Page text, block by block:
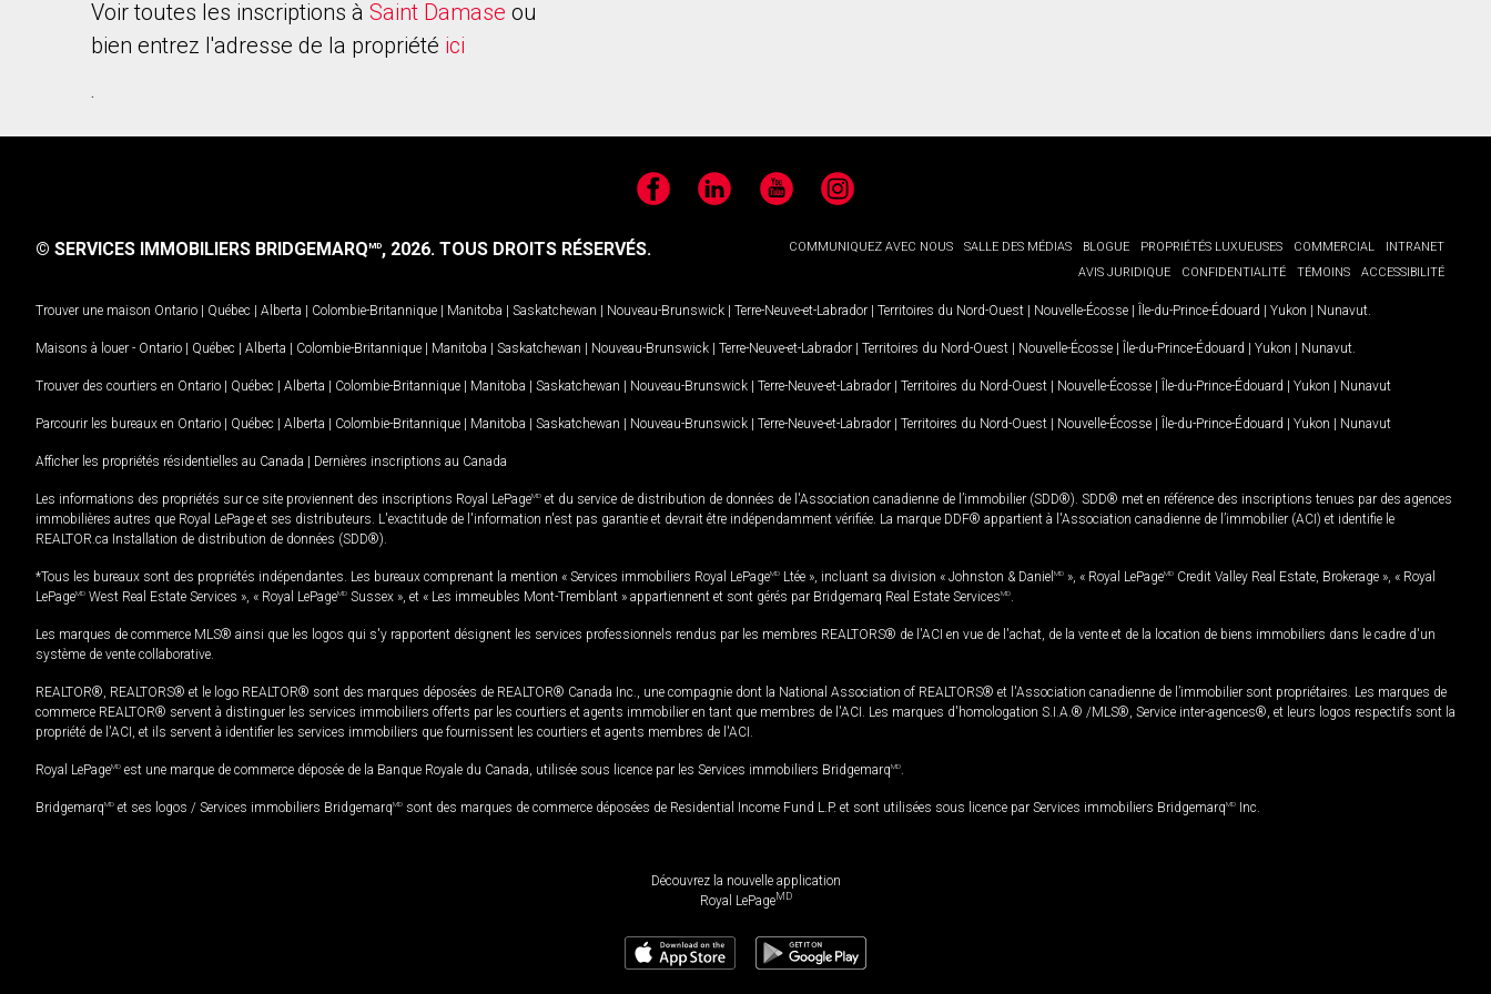
Voir toutes les inscriptions à Saint Damase ou
bien entrez l'adresse de la propriété ici
.
FacebookLinkedIn YouTubeInstagram
COMMUNIQUEZ AVEC NOUS SALLE DES MÉDIAS BLOGUE PROPRIÉTÉS LUXUEUSES COMMERCIAL
INTRANET
AVIS JURIDIQUE
CONFIDENTIALITÉ TÉMOINS ACCESSIBILITÉ
© SERVICES IMMOBILIERS BRIDGEMARQMD, 2026. TOUS DROITS RÉSERVÉS.
Trouver une maison Ontario | Québec | Alberta | Colombie-Britannique | Manitoba | Saskatchewan | Nouveau-Brunswick | Terre-Neuve-et-Labrador | Territoires du Nord-Ouest | Nouvelle-Écosse | Île-du-Prince-Édouard | Yukon | Nunavut
Maisons à louer - Ontario | Québec | Alberta | Colombie-Britannique | Manitoba | Saskatchewan | Nouveau-Brunswick | Terre-Neuve-et-Labrador | Territoires du Nord-Ouest | Nouvelle-Écosse | Île-du-Prince-Édouard | Yukon | Nunavut
Trouver des courtiers en Ontario | Québec | Alberta | Colombie-Britannique | Manitoba | Saskatchewan | Nouveau-Brunswick | Terre-Neuve-et-Labrador | Territoires du Nord-Ouest | Nouvelle-Écosse | Île-du-Prince-Édouard | Yukon | Nunavut
Parcourir les bureaux en Ontario | Québec | Alberta | Colombie-Britannique | Manitoba | Saskatchewan | Nouveau-Brunswick | Terre-Neuve-et-Labrador | Territoires du Nord-Ouest | Nouvelle-Écosse | Île-du-Prince-Édouard | Yukon | Nunavut
Afficher les propriétés résidentielles au Canada | Dernières inscriptions au Canada
Les informations des propriétés sur ce site proviennent des inscriptions Royal LePageMD et du service de distribution de données de l'Association canadienne de l’immobilier (SDD®). SDD® met en référence des inscriptions tenues par des agences
immobilières autres que Royal LePage et ses distributeurs. L'exactitude de l'information n'est pas garantie et devrait être indépendamment vérifiée. La marque DDF® appartient à l'Association canadienne de l’immobilier (ACI) et identifie le
REALTOR.ca Installation de distribution de données (SDD®).
*Tous les bureaux sont des propriétés indépendantes. Les bureaux comprenant la mention « Services immobiliers Royal LePageMD Ltée », incluant sa division « Johnston & Daniel MD », « Royal LePageMD Credit Valley Real Estate, Brokerage », « Royal
LePageMD West Real Estate Services », « Royal LePageMD Sussex », et « Les immeubles Mont-Tremblant » appartiennent et sont gérés par Bridgemarq Real Estate ServicesMD
Les marques de commerce MLS® ainsi que les logos qui s'y rapportent désignent les services professionnels rendus par les membres REALTORS® de l'ACI en vue de l'achat, de la vente et de la location de biens immobiliers dans le cadre d'un
système de vente collaborative.
REALTOR®, REALTORS® et le logo REALTOR® sont des marques déposées de REALTOR® Canada Inc., une compagnie dont la National Association of REALTORS® et l'Association canadienne de l’immobilier sont propriétaires. Les marques de
commerce REALTOR® servent à distinguer les services immobiliers offerts par les courtiers et agents immobilier en tant que membres de l'ACI. Les marques d'homologation S.I.A.® /MLS®, Service inter-agences®, et leurs logos respectifs sont la
propriété de l'ACI, et ils servent à identifier les services immobiliers que fournissent les courtiers et agents membres de l'ACI.
Royal LePageMD est une marque de commerce déposée de la Banque Royale du Canada, utilisée sous licence par les Services immobiliers BridgemarqMD
BridgemarqMD et ses logos / Services immobiliers BridgemarqMD sont des marques de commerce déposées de Residential Income Fund L.P. et sont utilisées sous licence par Services immobiliers BridgemarqMD Inc.
Découvrez la nouvelle application
Royal LePageMD